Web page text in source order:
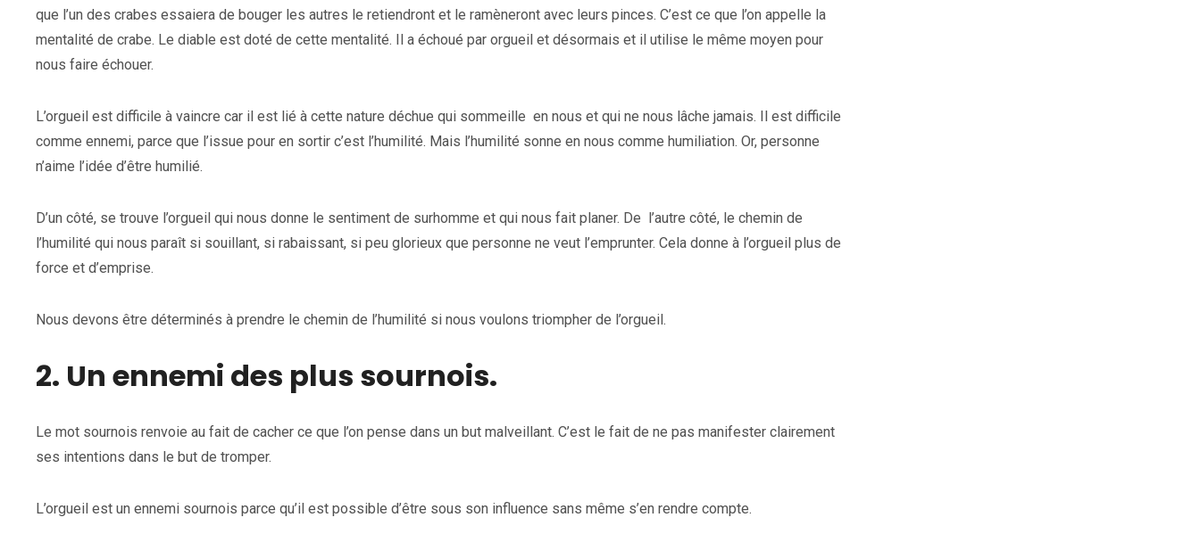
que l’un des crabes essaiera de bouger les autres le retiendront et le ramèneront avec leurs pinces. C’est ce que l’on appelle la
mentalité de crabe. Le diable est doté de cette mentalité. Il a échoué par orgueil et désormais et il utilise le même moyen pour
nous faire échouer.
L’orgueil est difficile à vaincre car il est lié à cette nature déchue qui sommeille en nous et qui ne nous lâche jamais. Il est difficile
comme ennemi, parce que l’issue pour en sortir c’est l’humilité. Mais l’humilité sonne en nous comme humiliation. Or, personne
n’aime l’idée d’être humilié.
D’un côté, se trouve l’orgueil qui nous donne le sentiment de surhomme et qui nous fait planer. De l’autre côté, le chemin de
l’humilité qui nous paraît si souillant, si rabaissant, si peu glorieux que personne ne veut l’emprunter. Cela donne à l’orgueil plus de
force et d’emprise.
Nous devons être déterminés à prendre le chemin de l’humilité si nous voulons triompher de l’orgueil.
2. Un ennemi des plus sournois.
Le mot sournois renvoie au fait de cacher ce que l’on pense dans un but malveillant. C’est le fait de ne pas manifester clairement
ses intentions dans le but de tromper.
L’orgueil est un ennemi sournois parce qu’il est possible d’être sous son influence sans même s’en rendre compte.